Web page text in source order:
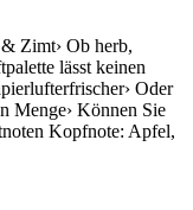
Zimt› Ob herb,
lässt keinen
Oder
Menge› Können Sie
Kopfnote: Apfel,